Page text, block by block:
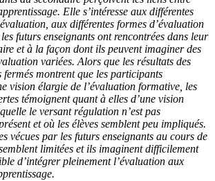
Elle s’intéresse aux différentes
aux différentes formes d’évaluation
futurs enseignants ont rencontrées dans leur
et à la façon dont ils peuvent imaginer des
variées. Alors que les résultats des
fermés montrent que les participants
vision élargie de l’évaluation formative, les
témoignent quant à elles d’une vision
le versant régulation n’est pas
et où les élèves semblent peu impliqués.
vécues par les futurs enseignants au cours de
limitées et ils imaginent difficilement
d’intégrer pleinement l’évaluation aux